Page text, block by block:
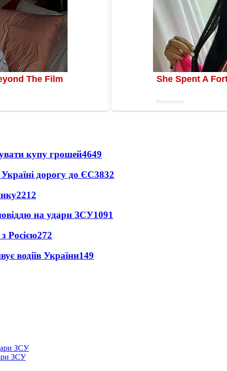
купу грошей4649
дорогу до ЄС3832
2212
на удари ЗСУ1091
Росією272
водіїв України149
ЗСУ